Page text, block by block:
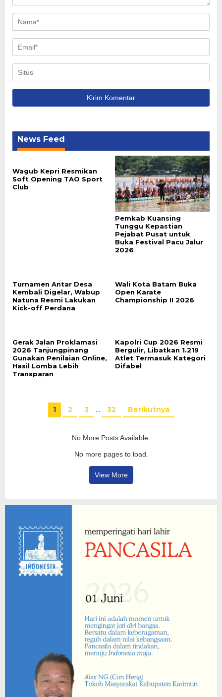
News Feed
Wagub Kepri Resmikan
Soft Opening TAO Sport
Club
Pemkab Kuansing
Tunggu Kepastian
Pejabat Pusat untuk
Buka Festival Pacu Jalur
2026
Turnamen Antar Desa
Kembali Digelar, Wabup
Natuna Resmi Lakukan
Kick-off Perdana
Wali Kota Batam Buka
Open Karate
Championship II 2026
Gerak Jalan Proklamasi
2026 Tanjungpinang
Gunakan Penilaian Online,
Hasil Lomba Lebih
Transparan
Kapolri Cup 2026 Resmi
Bergulir, Libatkan 1.219
Atlet Termasuk Kategori
Difabel
1 2 3 … 32 Berikutnya
No More Posts Available.
No more pages to load.
View More